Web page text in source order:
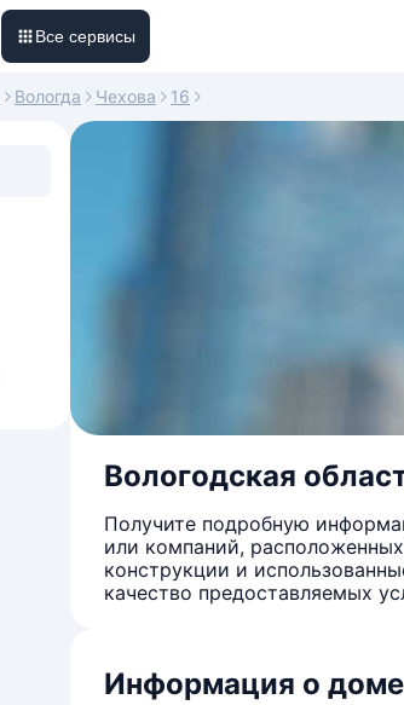
Все сервисы
Вологда Чехова 16
Вологодская
Получите подробную
или компаний,
конструкции и
качество предоставляемых
Информация о доме